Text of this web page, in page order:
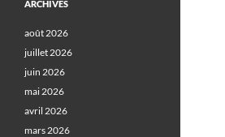
ARCHIVES
août 2026
juillet 2026
juin 2026
mai 2026
avril 2026
mars 2026